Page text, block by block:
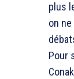
plus
on
Pour